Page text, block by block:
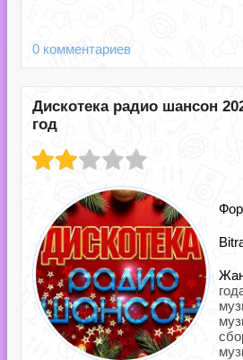
0 комментариев
Дискотека радио шансон
год